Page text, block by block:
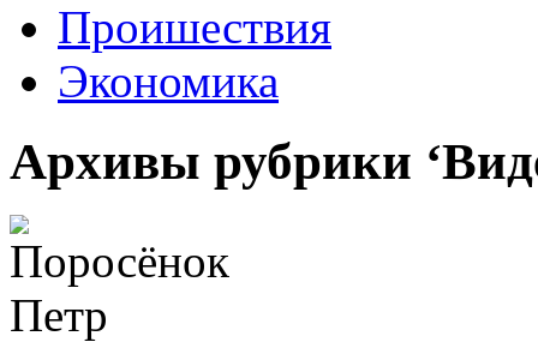
Проишествия
Экономика
Архивы рубрики